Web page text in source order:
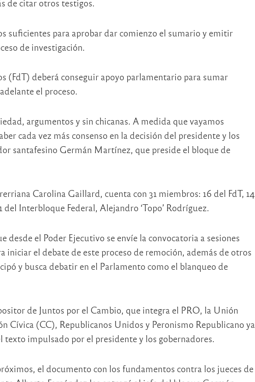
de citar otros testigos.
suficientes para aprobar dar comienzo el sumario y emitir
de investigación.
(FdT) deberá conseguir apoyo parlamentario para sumar
el proceso.
argumentos y sin chicanas. A medida que vayamos
cada vez más consenso en la decisión del presidente y los
santafesino Germán Martínez, que preside el bloque de
Carolina Gaillard, cuenta con 31 miembros: 16 del FdT, 14
Interbloque Federal, Alejandro ‘Topo’ Rodríguez.
desde el Poder Ejecutivo se envíe la convocatoria a sesiones
iniciar el debate de este proceso de remoción, además de otros
y busca debatir en el Parlamento como el blanqueo de
de Juntos por el Cambio, que integra el PRO, la Unión
Cívica (CC), Republicanos Unidos y Peronismo Republicano ya
texto impulsado por el presidente y los gobernadores.
el documento con los fundamentos contra los jueces de